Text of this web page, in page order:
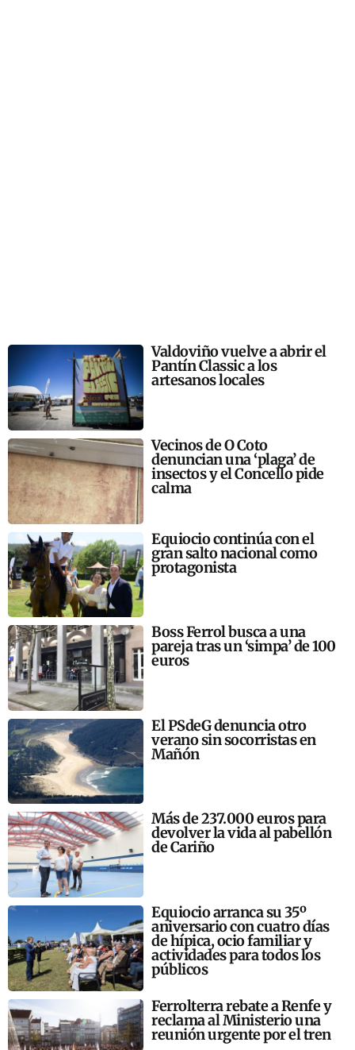
Valdoviño vuelve a abrir el
Pantín Classic a los
artesanos locales
Vecinos de O Coto
denuncian una ‘plaga’ de
insectos y el Concello pide
calma
Equiocio continúa con el
gran salto nacional como
protagonista
Boss Ferrol busca a una
pareja tras un ‘simpa’ de 100
euros
El PSdeG denuncia otro
verano sin socorristas en
Mañón
Más de 237.000 euros para
devolver la vida al pabellón
de Cariño
Equiocio arranca su 35º
aniversario con cuatro días
de hípica, ocio familiar y
actividades para todos los
públicos
Ferrolterra rebate a Renfe y
reclama al Ministerio una
reunión urgente por el tren